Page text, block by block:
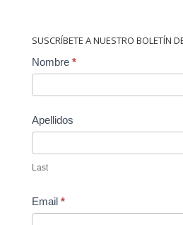
SUSCRÍBETE A NUESTRO BOLETÍN
Contact
Nombre *
Apellidos
Last
Email *